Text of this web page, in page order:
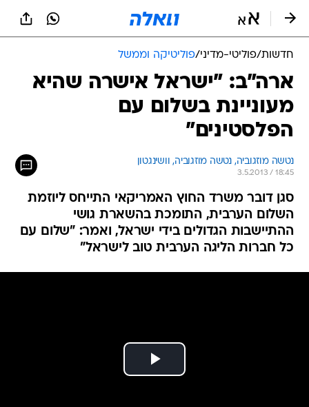
חדשות/פוליטי-מדיני/פוליטיקה וממשל
ארה"ב: "ישראל אישרה שהיא
מעוניינת בשלום עם
הפלסטינים"
נטשה מוזגוביה, נטשה מוזגוביה, וושינגטון
3.5.2013 / 18:45
סגן דובר משרד החוץ האמריקאי התייחס ליוזמת
השלום הערבית, התומכת בהשארת גושי
ההתיישבות הגדולים בידי ישראל, ואמר: "שלום עם
כל חברות הליגה הערבית טוב לישראל"